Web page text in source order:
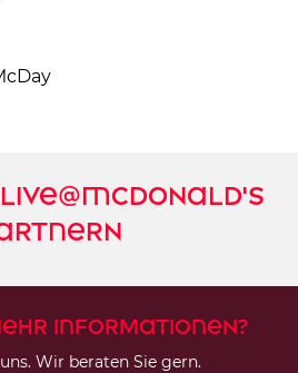
Informationen?
Wir beraten Sie gern.